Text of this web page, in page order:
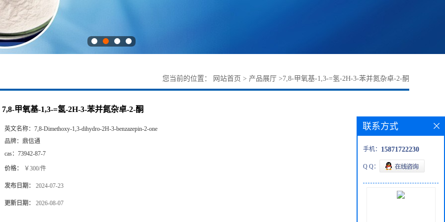
您当前的位置： 网站首页 > 产品展厅 >7,8-甲氧基-1,3-=氢-2H-3-苯并氮杂卓-2-酮
7,8-甲氧基-1,3-=氢-2H-3-苯并氮杂卓-2-酮
英文名称： 7,8-Dimethoxy-1,3-dihydro-2H-3-benzazepin-2-one
品牌： 鼎信通
cas： 73942-87-7
价格： ￥300/件
发布日期： 2024-07-23
更新日期： 2026-08-07
联系方式
手机： 15871722230
Q Q：